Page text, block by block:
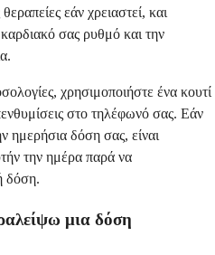
εάν χρειαστεί, και
σας ρυθμό και την
χρησιμοποιήστε ένα κουτί
στο τηλέφωνό σας. Εάν
ημερήσια δόση σας, είναι
την ημέρα παρά να
δόση.
μια δόση